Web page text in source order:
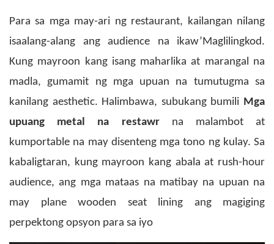
Para sa mga may-ari ng restaurant, kailangan nilang
isaalang-alang ang audience na ikaw’Maglilingkod.
Kung mayroon kang isang maharlika at marangal na
madla, gumamit ng mga upuan na tumutugma sa
kanilang aesthetic. Halimbawa, subukang bumili Mga
upuang metal na restawr na malambot at
kumportable na may disenteng mga tono ng kulay. Sa
kabaligtaran, kung mayroon kang abala at rush-hour
audience, ang mga mataas na matibay na upuan na
may plane wooden seat lining ang magiging
perpektong opsyon para sa iyo